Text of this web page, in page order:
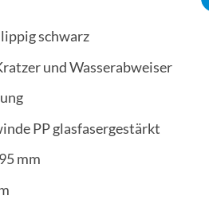
schwarz
und Wasserabweiser
PP glasfasergestärkt
mm